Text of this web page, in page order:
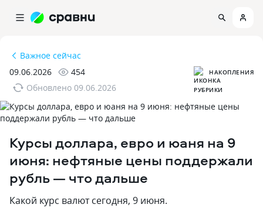
Важное сейчас
09.06.2026
454
Обновлено 09.06.2026
НАКОПЛЕНИЯ
Курсы доллара, евро и юаня на 9
июня: нефтяные цены поддержали
рубль — что дальше
Какой курс валют сегодня, 9 июня.